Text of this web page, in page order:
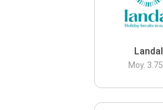
Landal
Moy. 3.75